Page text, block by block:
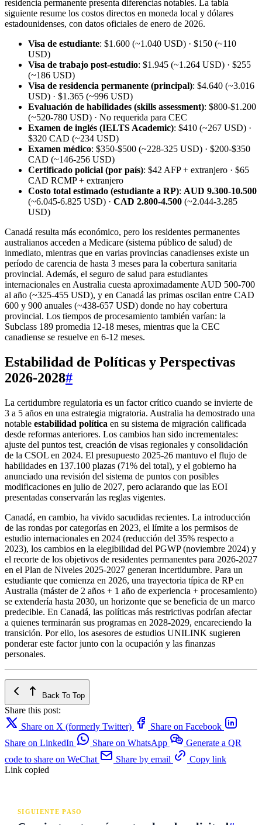
residencia permanente presenta diferencias notables. La tabla
siguiente resume los costos directos en moneda local y dólares
estadounidenses, con datos oficiales de enero de 2026.
Visa de estudiante: $1.600 (~1.040 USD) · $150 (~110
USD)
Visa de trabajo post-estudio: $1.945 (~1.264 USD) · $255
(~186 USD)
Visa de residencia permanente (principal): $4.640 (~3.016
USD) · $1.365 (~996 USD)
Evaluación de habilidades (skills assessment): $800‑$1.200
(~520‑780 USD) · No requerida para CEC
Examen de inglés (IELTS Academic): $410 (~267 USD) ·
$320 CAD (~234 USD)
Examen médico: $350‑$500 (~228‑325 USD) · $200‑$350
CAD (~146‑256 USD)
Certificado policial (por país): $42 AFP + extranjero · $65
CAD RCMP + extranjero
Costo total estimado (estudiante a RP): AUD 9.300‑10.500
(~6.045‑6.825 USD) · CAD 2.800‑4.500 (~2.044‑3.285
USD)
Canadá resulta más económico, pero los residentes permanentes
australianos acceden a Medicare (sistema público de salud) de
inmediato, mientras que en varias provincias canadienses existe un
período de carencia de hasta 3 meses para la cobertura sanitaria
provincial. Además, el seguro de salud para estudiantes
internacionales en Australia cuesta aproximadamente AUD 500‑700
al año (~325‑455 USD), y en Canadá las primas oscilan entre CAD
600 y 900 anuales (~438‑657 USD) donde no hay cobertura
provincial. Los tiempos de procesamiento también varían: la
Subclass 189 promedia 12‑18 meses, mientras que la CEC
canadiense se resuelve en 6‑12 meses.
Estabilidad de Políticas y Perspectivas
2026-2028#
La certidumbre regulatoria es un factor crítico cuando se invierte de
3 a 5 años en una estrategia migratoria. Australia ha demostrado una
notable estabilidad política en su sistema de migración calificada
desde reformas anteriores. Los cambios han sido incrementales:
ajuste del puntos test, creación de visas regionales y consolidación
de la CSOL en 2024. El presupuesto 2025‑26 mantuvo el flujo de
habilidades en 137.100 plazas (71% del total), y el gobierno ha
anunciado una revisión del sistema de puntos con posibles
modificaciones en julio de 2027, pero aclarando que las EOI
presentadas conservarán las reglas vigentes.
Canadá, en cambio, ha vivido sacudidas recientes. La introducción
de las rondas por categorías en 2023, el límite a los permisos de
estudio internacionales en 2024 (reducción del 35% respecto a
2023), los cambios en la elegibilidad del PGWP (noviembre 2024) y
el recorte de los objetivos de residentes permanentes para 2026‑2027
en el Plan de Niveles 2025‑2027 generan incertidumbre. Para un
estudiante que comienza en 2026, una trayectoria típica de RP en
Australia (máster de 2 años + 1 año de experiencia + procesamiento)
se extendería hasta 2030, un horizonte que se beneficia de un marco
predecible. En Canadá, las políticas más restrictivas podrían afectar
a quienes terminarán sus programas en 2028‑2029, encareciendo la
transición. Por ello, los asesores de estudios UNILINK sugieren
ponderar este factor junto con la ocupación y las finanzas
personales.
Back To Top
Share this post:
Share on X (formerly Twitter)
Share on Facebook
Share on LinkedIn
Share on WhatsApp
Generate a QR
code to share on WeChat
Share by email
Copy link
Link copied
SIGUIENTE PASO